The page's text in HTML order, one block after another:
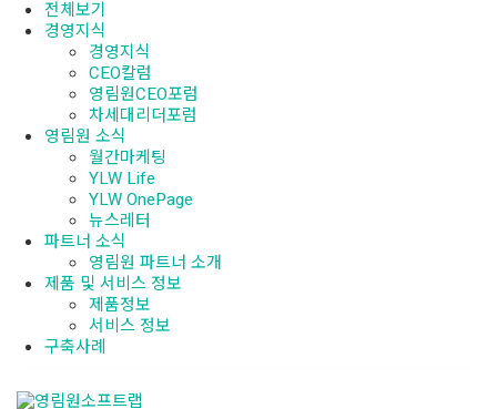
전체보기
경영지식
경영지식
CEO칼럼
영림원CEO포럼
차세대리더포럼
영림원 소식
월간마케팅
YLW Life
YLW OnePage
뉴스레터
파트너 소식
영림원 파트너 소개
제품 및 서비스 정보
제품정보
서비스 정보
구축사례